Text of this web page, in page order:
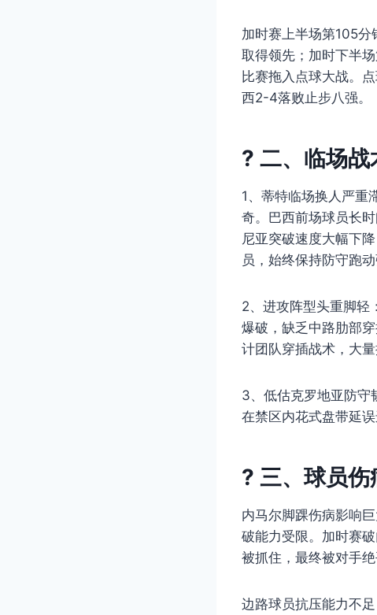
加时赛上半场第105
取得领先；加时下半
比赛拖入点球大战。
西2-4落败止步八强。
? 二、临场战
1、蒂特临场换人严重
奇。巴西前场球员长
尼亚突破速度大幅下
员，始终保持防守跑动
2、进攻阵型头重脚轻
爆破，缺乏中路肋部
计团队穿插战术，大
3、低估克罗地亚防守
在禁区内花式盘带延
? 三、球员
内马尔脚踝伤病影响
破能力受限。加时赛
被抓住，最终被对手绝
边路球员抗压能力不